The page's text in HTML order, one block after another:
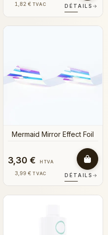
1,82 € TVAC DÉTAILS →
Mermaid Mirror Effect Foil
3,30 € HTVA
3,99 € TVAC DÉTAILS →